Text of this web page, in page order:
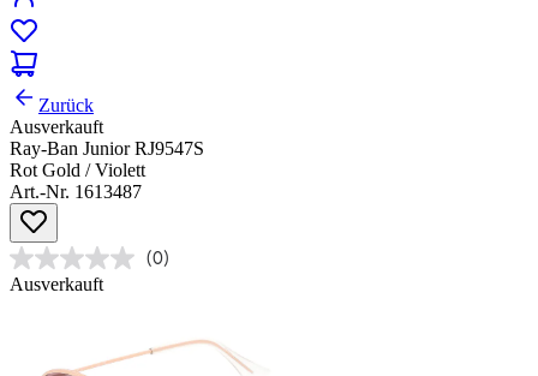
Zurück
Ausverkauft
Ray-Ban Junior RJ9547S
Rot Gold / Violett
Art.-Nr. 1613487
(0)
Ausverkauft